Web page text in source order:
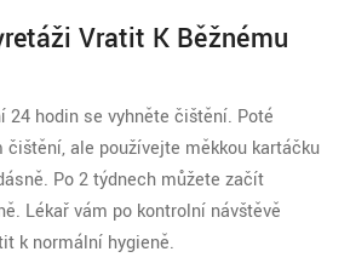
Vratit K Běžnému
24 hodin se vyhněte čištění. Poté
čištění, ale používejte měkkou kartáčku
Po 2 týdnech můžete začít
Lékař vám po kontrolní návštěvě
k normální hygieně.